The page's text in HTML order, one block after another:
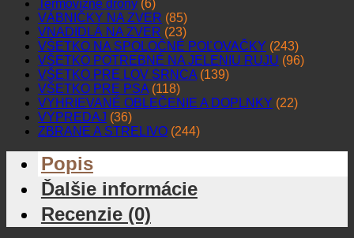
Termovízne drony (6)
VÁBNIČKY NA ZVER (85)
VNADIDLÁ NA ZVER (23)
VŠETKO NA SPOLOČNÉ POĽOVAČKY (243)
VŠETKO POTREBNÉ NA JELENIU RUJU (96)
VŠETKO PRE LOV SRNCA (139)
VŠETKO PRE PSA (118)
VYHRIEVANÉ OBLEČENIE A DOPLNKY (22)
VÝPREDAJ (36)
ZBRANE A STRELIVO (244)
Popis
Ďalšie informácie
Recenzie (0)